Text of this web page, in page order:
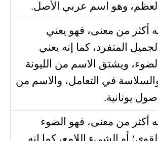
وهو اسم عربي الأصل.
أكثر من معنى، فهو يعني
المتفرد، كما إنه يعني
ويشتق الاسم من الليونة
في التعامل، والاسم من
يونانية.
أكثر من معنى، فهو الضوء